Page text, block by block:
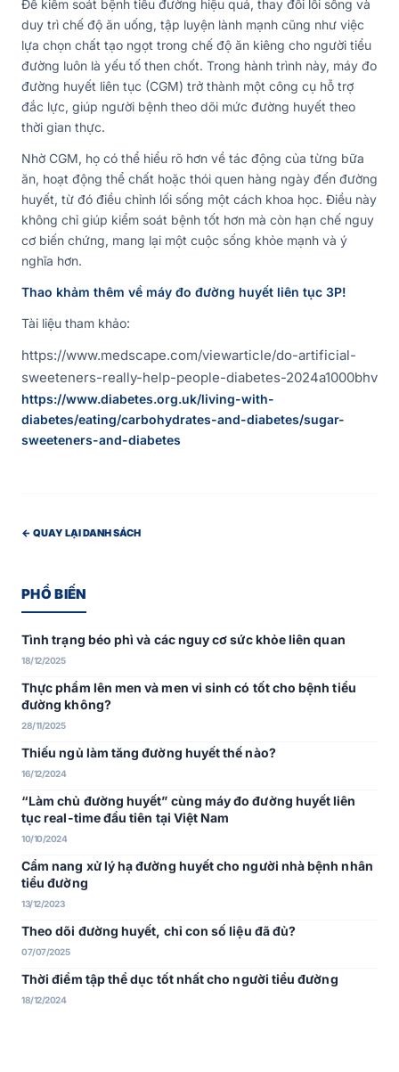
Để kiểm soát bệnh tiểu đường hiệu quả, thay đổi lối sống và
duy trì chế độ ăn uống, tập luyện lành mạnh cũng như việc
lựa chọn chất tạo ngọt trong chế độ ăn kiêng cho người tiểu
đường luôn là yếu tố then chốt. Trong hành trình này, máy đo
đường huyết liên tục (CGM) trở thành một công cụ hỗ trợ
đắc lực, giúp người bệnh theo dõi mức đường huyết theo
thời gian thực.
Nhờ CGM, họ có thể hiểu rõ hơn về tác động của từng bữa
ăn, hoạt động thể chất hoặc thói quen hàng ngày đến đường
huyết, từ đó điều chỉnh lối sống một cách khoa học. Điều này
không chỉ giúp kiểm soát bệnh tốt hơn mà còn hạn chế nguy
cơ biến chứng, mang lại một cuộc sống khỏe mạnh và ý
nghĩa hơn.
Thao khảm thêm về máy đo đường huyết liên tục 3P!
Tài liệu tham khảo:
https://www.medscape.com/viewarticle/do-artificial-
sweeteners-really-help-people-diabetes-2024a1000bhv
https://www.diabetes.org.uk/living-with-
diabetes/eating/carbohydrates-and-diabetes/sugar-
sweeteners-and-diabetes
← QUAY LẠI DANH SÁCH
PHỔ BIẾN
Tình trạng béo phì và các nguy cơ sức khỏe liên quan
18/12/2025
Thực phẩm lên men và men vi sinh có tốt cho bệnh tiểu
đường không?
28/11/2025
Thiếu ngủ làm tăng đường huyết thế nào?
16/12/2024
“Làm chủ đường huyết” cùng máy đo đường huyết liên
tục real-time đầu tiên tại Việt Nam
10/10/2024
Cẩm nang xử lý hạ đường huyết cho người nhà bệnh nhân
tiểu đường
13/12/2023
Theo dõi đường huyết, chỉ con số liệu đã đủ?
07/07/2025
Thời điểm tập thể dục tốt nhất cho người tiểu đường
18/12/2024